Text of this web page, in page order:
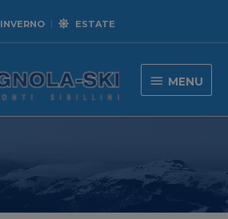
INVERNO ESTATE
MENU